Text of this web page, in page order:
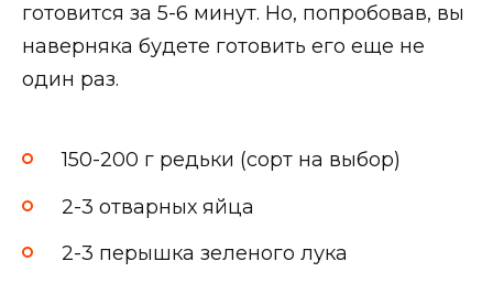
готовится за 5-6 минут. Но, попробовав, вы
наверняка будете готовить его еще не
один раз.
150-200 г редьки (сорт на выбор)
2-3 отварных яйца
2-3 перышка зеленого лука